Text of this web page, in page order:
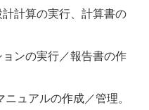
計算の実行、計算書の
ンの実行／報告書の作
ュアルの作成／管理。